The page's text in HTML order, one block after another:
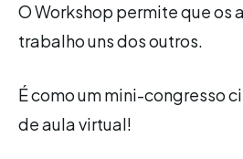
O Workshop permite que os
trabalho uns dos outros.
É como um mini-congresso
de aula virtual!